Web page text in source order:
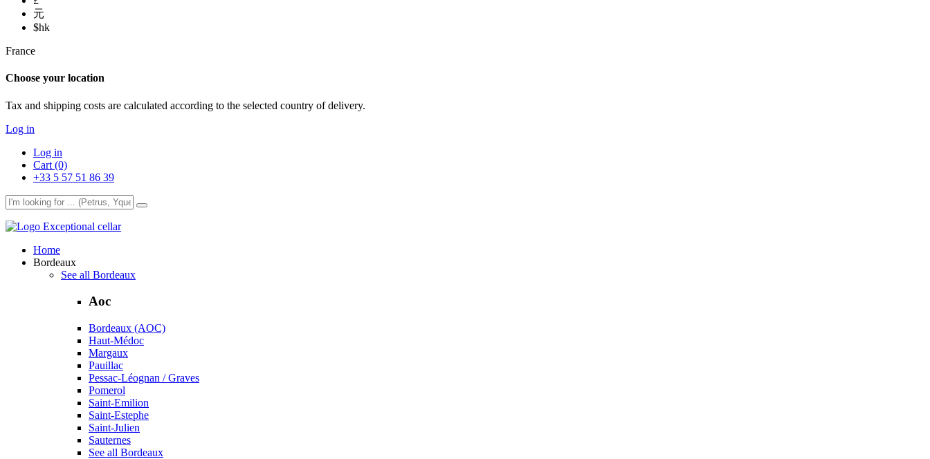
元
$hk
France
Choose your location
Tax and shipping costs are calculated according to the selected country of delivery.
Log in
Log in
Cart (0)
+33 5 57 51 86 39
Exceptional cellar
Home
Bordeaux
See all Bordeaux
Aoc
Bordeaux (AOC)
Haut-Médoc
Margaux
Pauillac
Pessac-Léognan / Graves
Pomerol
Saint-Emilion
Saint-Estephe
Saint-Julien
Sauternes
See all Bordeaux